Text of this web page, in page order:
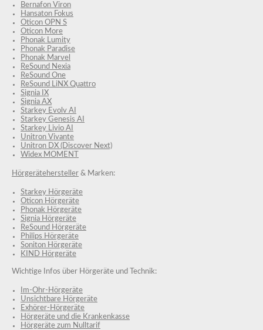
Bernafon Viron
Hansaton Fokus
Oticon OPN S
Oticon More
Phonak Lumity
Phonak Paradise
Phonak Marvel
ReSound Nexia
ReSound One
ReSound LiNX Quattro
Signia IX
Signia AX
Starkey Evolv AI
Starkey Genesis AI
Starkey Livio AI
Unitron Vivante
Unitron DX (Discover Next)
Widex MOMENT
Hörgerätehersteller & Marken:
Starkey Hörgeräte
Oticon Hörgeräte
Phonak Hörgeräte
Signia Hörgeräte
ReSound Hörgeräte
Philips Hörgeräte
Soniton Hörgeräte
KIND Hörgeräte
Wichtige Infos über Hörgeräte und Technik:
Im-Ohr-Hörgeräte
Unsichtbare Hörgeräte
Exhörer-Hörgeräte
Hörgeräte und die Krankenkasse
Hörgeräte zum Nulltarif